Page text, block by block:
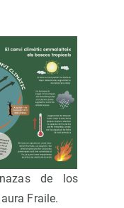
de los
Fraile.